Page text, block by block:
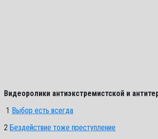
Видеоролики антиэкстремистской и
1 Выбор есть всегда
2 Бездействие тоже преступление